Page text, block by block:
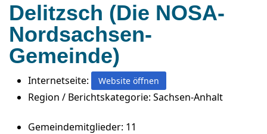
Delitzsch (Die NOSA-
Nordsachsen-
Gemeinde)
Internetseite: Website öffnen
Region / Berichtskategorie: Sachsen-Anhalt
Gemeindemitglieder: 11